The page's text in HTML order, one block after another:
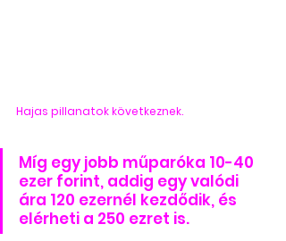
Hajas pillanatok következnek.
Míg egy jobb műparóka 10-40
ezer forint, addig egy valódi
ára 120 ezernél kezdődik, és
elérheti a 250 ezret is.